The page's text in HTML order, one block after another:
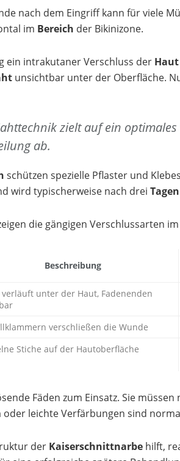
nach dem Eingriff kann für viele
im Bereich der Bikinizone.
ein intrakutaner Verschluss der Haut
unsichtbar unter der Oberfläche.
zielt auf ein
ab.
schützen spezielle Pflaster und
wird typischerweise nach drei Tagen
die gängigen Verschlussarten
Beschreibung
unter der Haut, Fadenenden
verschließen die Wunde
Stiche auf der Hautoberfläche
Fäden zum Einsatz. Sie
oder leichte Verfärbungen sind
der Kaiserschnittnarbe hilft,